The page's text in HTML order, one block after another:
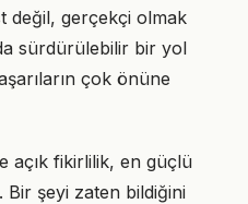
değil, gerçekçi olmak
sürdürülebilir bir yol
çok önüne
açık fikirlilik, en güçlü
Bir şeyi zaten bildiğini